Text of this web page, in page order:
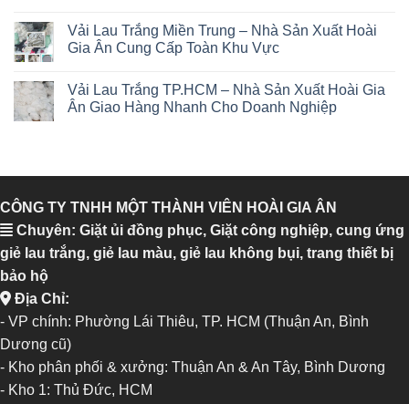
Vải Lau Trắng Miền Trung – Nhà Sản Xuất Hoài
Gia Ân Cung Cấp Toàn Khu Vực
Vải Lau Trắng TP.HCM – Nhà Sản Xuất Hoài Gia
Ân Giao Hàng Nhanh Cho Doanh Nghiệp
CÔNG TY TNHH MỘT THÀNH VIÊN HOÀI GIA ÂN
Chuyên: Giặt ủi đồng phục, Giặt công nghiệp, cung ứng
giẻ lau trắng, giẻ lau màu, giẻ lau không bụi, trang thiết bị
bảo hộ
Địa Chỉ:
- VP chính: Phường Lái Thiêu, TP. HCM (Thuận An, Bình
Dương cũ)
- Kho phân phối & xưởng: Thuận An & An Tây, Bình Dương
- Kho 1: Thủ Đức, HCM